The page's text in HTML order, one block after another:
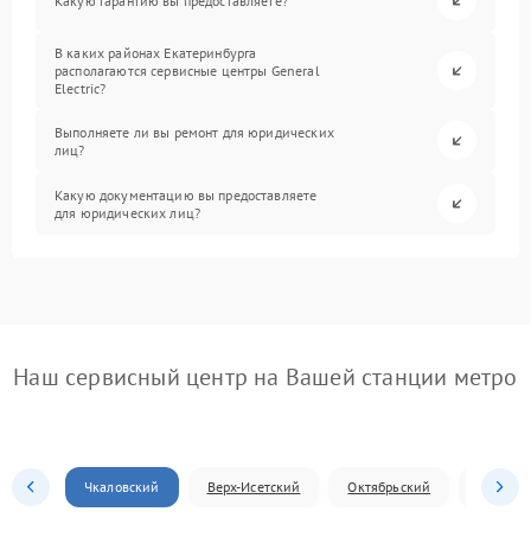
В каких районах Екатеринбурга
располагаются сервисные центры General
Electric?
Выполняете ли вы ремонт для юридических
лиц?
Какую документацию вы предоставляете
для юридических лиц?
Наш сервисный центр на Вашей станции метро
Чкаловский Верх-Исетский Октябрьский